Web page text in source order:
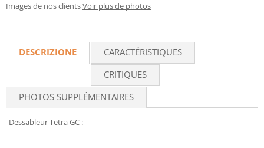
Images de nos clientsVoir plus de photos
DESCRIZIONE
CARACTÉRISTIQUES
CRITIQUES
PHOTOS SUPPLÉMENTAIRES
Dessableur Tetra GC :